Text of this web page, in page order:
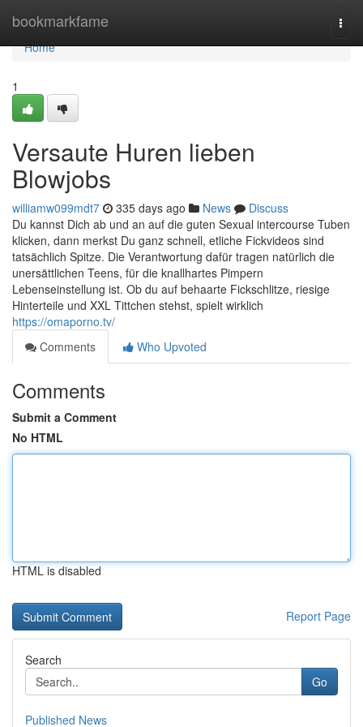
bookmarkfame
Home
Home
1
Versaute Huren lieben
Blowjobs
williamw099mdt7 335 days ago News
Discuss
Du kannst Dich ab und an auf die guten Sexual intercourse Tuben
klicken, dann merkst Du ganz schnell, etliche Fickvideos sind
tatsächlich Spitze. Die Verantwortung dafür tragen natürlich die
unersättlichen Teens, für die knallhartes Pimpern
Lebenseinstellung ist. Ob du auf behaarte Fickschlitze, riesige
Hinterteile und XXL Tittchen stehst, spielt wirklich
https://omaporno.tv/
Comments
Who Upvoted
Comments
Submit a Comment
No HTML
HTML is disabled
Report Page
Search
Go
Published News